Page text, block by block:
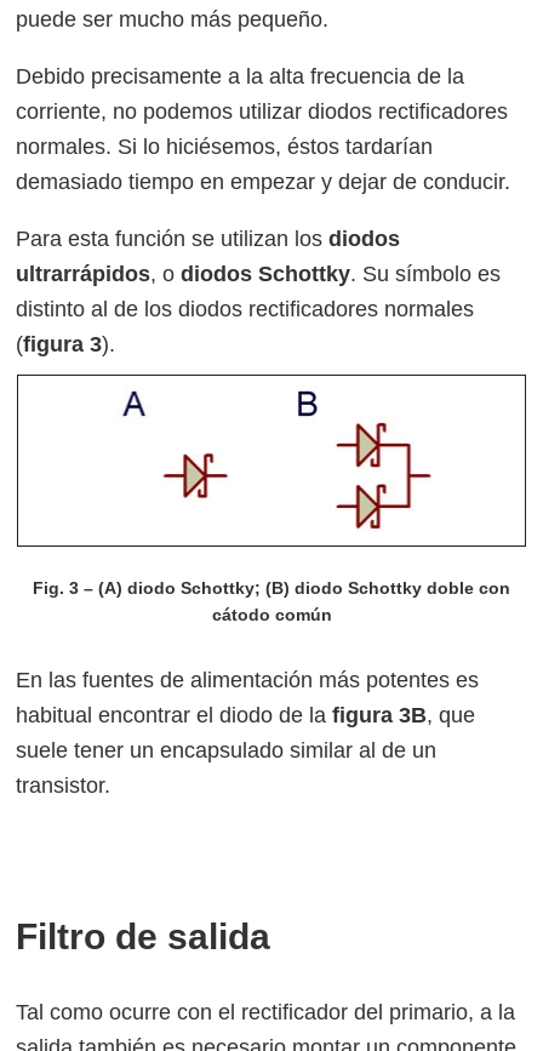
puede ser mucho más pequeño.
Debido precisamente a la alta frecuencia de la
corriente, no podemos utilizar diodos rectificadores
normales. Si lo hiciésemos, éstos tardarían
demasiado tiempo en empezar y dejar de conducir.
Para esta función se utilizan losdiodos
ultrarrápidos, odiodos Schottky. Su símbolo es
distinto al de los diodos rectificadores normales
(figura 3).
Fig. 3 – (A) diodo Schottky; (B) diodo Schottky doble con
cátodo común
En las fuentes de alimentación más potentes es
habitual encontrar el diodo de lafigura 3B, que
suele tener un encapsulado similar al de un
transistor.
Filtro de salida
Tal como ocurre con el rectificador del primario, a la